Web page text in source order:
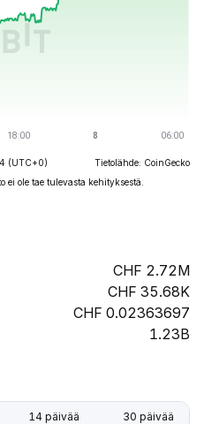
(UTC+0)
Tietolähde: CoinGecko
ole tae tulevasta kehityksestä.
2.72M
35.68K
0.02363697
1.23B
14 päivää 30 päivää